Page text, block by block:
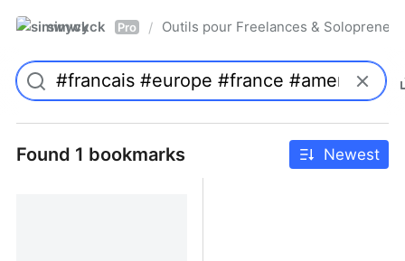
simwyck Pro / Outils pour Freelances &
Found 1 bookmarks Newest